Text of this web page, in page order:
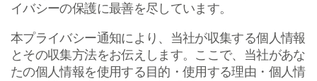
イバシーの保護に最善を尽しています。
本プライバシー通知により、当社が収集する個人情報
とその収集方法をお伝えします。ここで、当社があな
たの個人情報を使用する目的・使用する理由・個人情